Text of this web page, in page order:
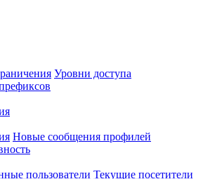
Уровни доступа
Новые сообщения профилей
пользователи Текущие посетители